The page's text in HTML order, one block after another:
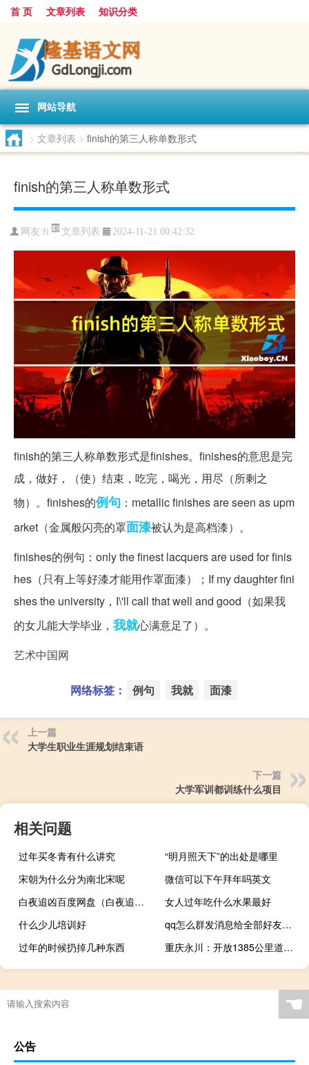
首 页 文章列表 知识分类
网站导航
> 文章列表 > finish的第三人称单数形式
finish的第三人称单数形式
网友:fi 文章列表 2024-11-21 00:42:32
finish的第三人称单数形式是finishes。finishes的意思是完
成，做好，（使）结束，吃完，喝光，用尽（所剩之
物）。finishes的例句 ：metallic finishes are seen as upm
arket（金属般闪亮的罩面漆被认为是高档漆）。
finishes的例句：only the finest lacquers are used for finis
hes（只有上等好漆才能用作罩面漆）；If my daughter fini
shes the university，I\'ll call that well and good（如果我
的女儿能大学毕业， 我就心满意足了）。
艺术中国网
网络标签： 例句 我就 面漆
上一篇
大学生职业生涯规划结束语
下一篇
大学军训都训练什么项目
相关问题
过年买冬青有什么讲究
“明月照天下”的出处是哪里
宋朝为什么分为南北宋呢
微信可以下午拜年吗英文
白夜追凶百度网盘（白夜追凶百度云网盘）
女人过年吃什么水果最好
什么少儿培训好
qq怎么群发消息给全部好友（手机qq群发祝福在哪里）
过年的时候扔掉几种东西
重庆永川：开放1385公里道路用于自动驾驶交通拥堵程度下降11.3%
☚
公告